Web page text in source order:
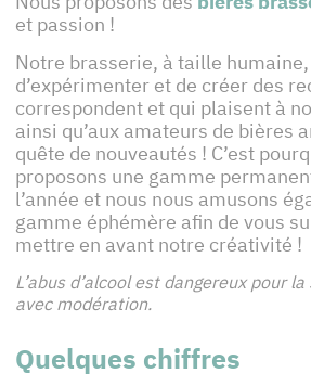
et passion !
Notre brasserie, à taille
d’expérimenter et de créer des
correspondent et qui plaisent à
ainsi qu’aux amateurs de bières
quête de nouveautés ! C’est
proposons une gamme
l’année et nous nous amusons
gamme éphémère afin de vous
mettre en avant notre créativité !
L’abus d’alcool est dangereux pour
avec modération.
Quelques chiffres